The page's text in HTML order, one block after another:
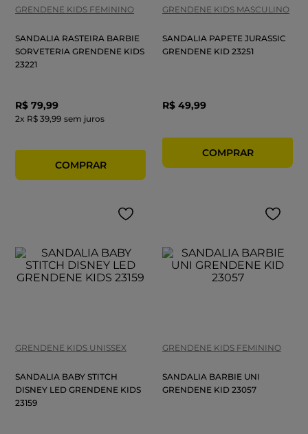
GRENDENE KIDS FEMININO
SANDALIA RASTEIRA BARBIE
SORVETERIA GRENDENE KIDS
23221
R$ 79,99
2x R$ 39,99 sem juros
GRENDENE KIDS MASCULINO
SANDALIA PAPETE JURASSIC
GRENDENE KID 23251
R$ 49,99
GRENDENE KIDS UNISSEX
SANDALIA BABY STITCH
DISNEY LED GRENDENE KIDS
23159
GRENDENE KIDS FEMININO
SANDALIA BARBIE UNI
GRENDENE KID 23057